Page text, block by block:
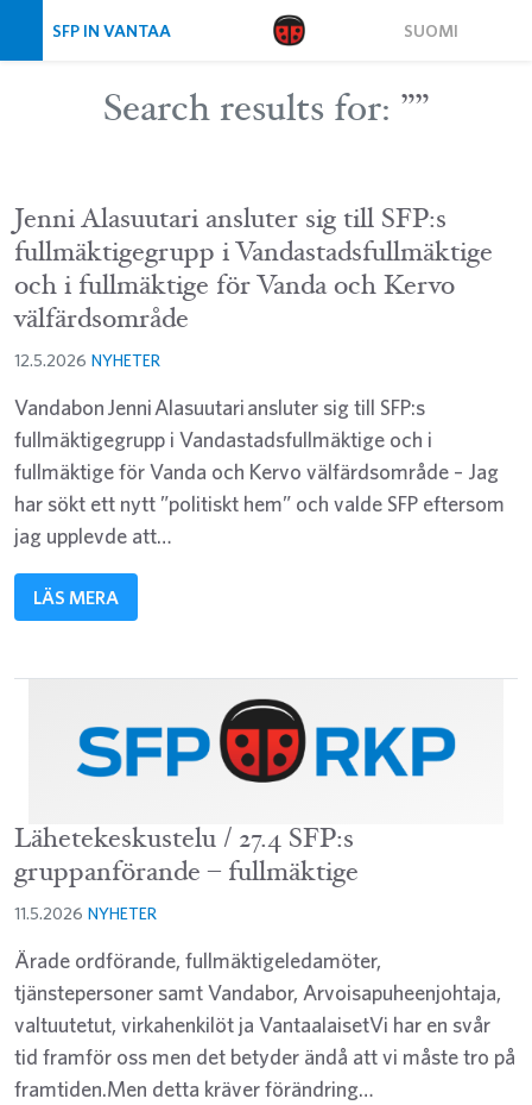
SFP IN VANTAA SUOMI
Search results for: ””
Jenni Alasuutari ansluter sig till SFP:s
fullmäktigegrupp i Vandastadsfullmäktige
och i fullmäktige för Vanda och Kervo
välfärdsområde
12.5.2026 NYHETER
Vandabon Jenni Alasuutari ansluter sig till SFP:s
fullmäktigegrupp i Vandastadsfullmäktige och i
fullmäktige för Vanda och Kervo välfärdsområde – Jag
har sökt ett nytt ”politiskt hem” och valde SFP eftersom
jag upplevde att…
LÄS MERA
Lähetekeskustelu / 27.4 SFP:s
gruppanförande – fullmäktige
11.5.2026 NYHETER
Ärade ordförande, fullmäktigeledamöter,
tjänstepersoner samt Vandabor, Arvoisapuheenjohtaja,
valtuutetut, virkahenkilöt ja VantaalaisetVi har en svår
tid framför oss men det betyder ändå att vi måste tro på
framtiden.Men detta kräver förändring…